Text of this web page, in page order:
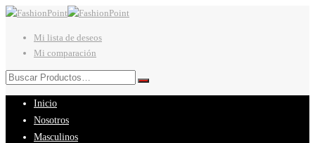
Mi lista de deseos
Mi comparación
Inicio
Nosotros
Masculinos